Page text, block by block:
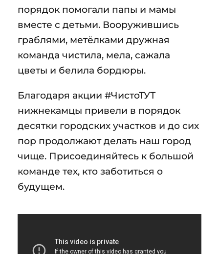
порядок помогали папы и мамы
вместе с детьми. Вооружившись
граблями, метёлками дружная
команда чистила, мела, сажала
цветы и белила бордюры.
Благодаря акции #ЧистоТУТ
нижнекамцы привели в порядок
десятки городских участков и до сих
пор продолжают делать наш город
чище. Присоединяйтесь к большой
команде тех, кто заботиться о
будущем.